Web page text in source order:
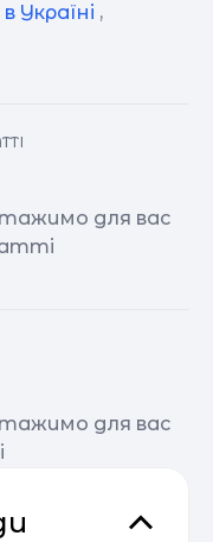
Україні ,
для вас
для вас